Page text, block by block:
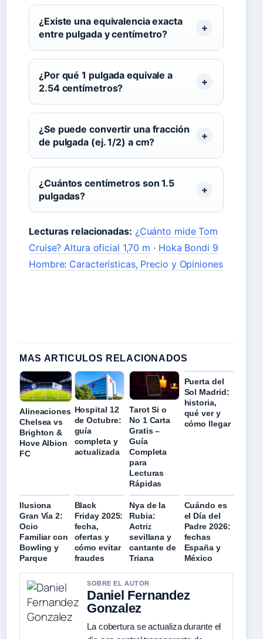
¿Existe una equivalencia exacta
entre pulgada y centímetro?
¿Por qué 1 pulgada equivale a
2.54 centímetros?
¿Se puede convertir una fracción
de pulgada (ej. 1/2) a cm?
¿Cuántos centímetros son 1.5
pulgadas?
Lecturas relacionadas: ¿Cuánto mide Tom
Cruise? Altura oficial 1,70 m · Hoka Bondi 9
Hombre: Características, Precio y Opiniones
MAS ARTICULOS RELACIONADOS
Alineaciones
Chelsea vs
Brighton &
Hove Albion
FC
Hospital 12
de Octubre:
guía
completa y
actualizada
Tarot Si o
No 1 Carta
Gratis –
Guía
Completa
para
Lecturas
Rápidas
Puerta del
Sol Madrid:
historia,
qué ver y
cómo llegar
Ilusiona
Gran Vía 2:
Ocio
Familiar con
Bowling y
Parque
Black
Friday 2025:
fecha,
ofertas y
cómo evitar
fraudes
Nya de la
Rubia:
Actriz
sevillana y
cantante de
Triana
Cuándo es
el Día del
Padre 2026:
fechas
España y
México
SOBRE EL AUTOR
Daniel Fernandez
Gonzalez
La cobertura se actualiza durante el